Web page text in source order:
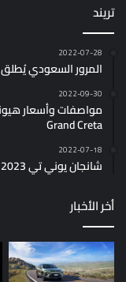
تريند
2022-07-28
المرور السعودي
2022-09-30
Grand Creta
2022-07-18
شانجان يوني تي 2023 الجديدة كلياً | Changan UNI-T 2023
أخر الأخبار